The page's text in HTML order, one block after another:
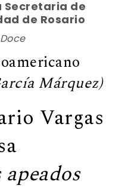
Secretaria de
de Rosario
Márquez)
Vargas